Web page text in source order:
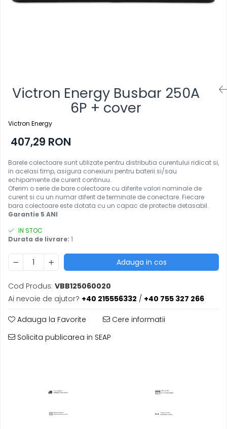
Victron Energy Busbar 250A
6P + cover
Victron Energy
407,29 RON
Barele colectoare sunt utilizate pentru distributia curentului ridicat si,
in acelasi timp, asigura conexiuni pentru baterii si/sau
echipamente de curent continuu.
Oferim o serie de bare colectoare cu diferite valori nominale de
curent si cu un numar diferit de terminale de conectare. Fiecare
bara colectoare este dotata cu un capac de protectie detasabil.
Garantie 5 ANI
IN STOC
Durata de livrare: 1
Adauga in cos
Cod Produs: VBB125060020
Ai nevoie de ajutor? +40 215556332 / +40 755 327 266
Adauga la Favorite
Cere informatii
Solicita publicarea in SEAP